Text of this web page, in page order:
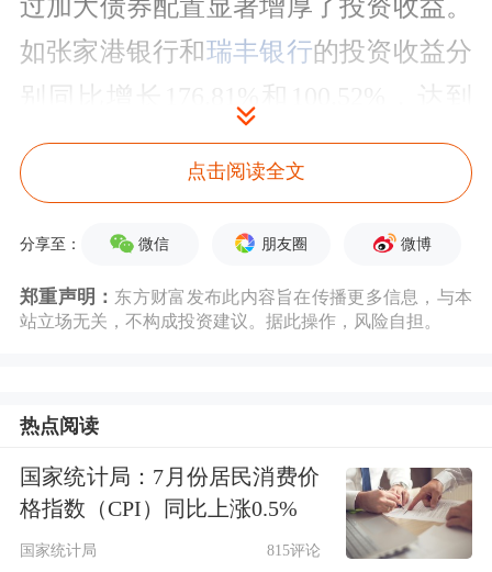
过加大债券配置显著增厚了投资收益。
如张家港银行和瑞丰银行的投资收益分
别同比增长176.81%和100.52%，达到
12.9亿、9.2亿；渝农商行亦接近倍增，
达93.56%，录得投资收益41.99亿元。
2024年，平安银行实现非息收入532.68
亿元，同比增长14.0%，对营收贡献的
元，主要就是因为债券投资收益增加。
2024年，杭州银行非息净收入达139.24
亿元，同比增长20.21%，成为营收增长
点击阅读全文
分享至： 微信 朋友圈 微博
郑重声明： 东方财富发布此内容旨在传播更多信息，与本
站立场无关，不构成投资建议。据此操作，风险自担。
热点阅读
国家统计局：7月份居民消费价
格指数（CPI）同比上涨0.5%
国家统计局 815评论